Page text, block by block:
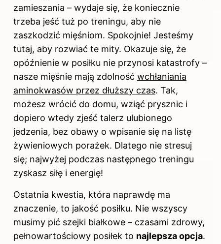
zamieszania – wydaje się, że koniecznie
trzeba jeść tuż po treningu, aby nie
zaszkodzić mięśniom. Spokojnie! Jesteśmy
tutaj, aby rozwiać te mity. Okazuje się, że
opóźnienie w posiłku nie przynosi katastrofy –
nasze mięśnie mają zdolność wchłaniania
aminokwasów przez dłuższy czas. Tak,
możesz wrócić do domu, wziąć prysznic i
dopiero wtedy zjeść talerz ulubionego
jedzenia, bez obawy o wpisanie się na listę
żywieniowych porażek. Dlatego nie stresuj
się; najwyżej podczas następnego treningu
zyskasz siłę i energię!
Ostatnia kwestia, która naprawdę ma
znaczenie, to jakość posiłku. Nie wszyscy
musimy pić szejki białkowe – czasami zdrowy,
pełnowartościowy posiłek to najlepsza opcja.